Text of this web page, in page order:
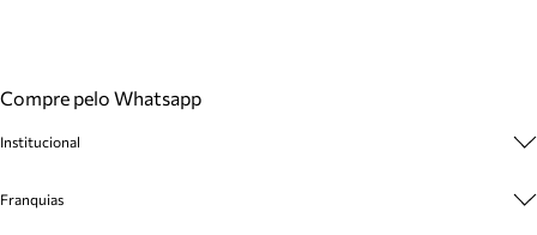
Compre pelo Whatsapp
Institucional
Cashback
Franquias